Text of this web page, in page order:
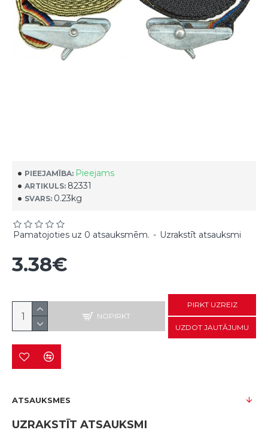
PIEEJAMĪBA: Pieejams
ARTIKULS: 82331
SVARS: 0.23kg
Pamatojoties uz 0 atsauksmēm. - Uzrakstīt atsauksmi
3.38€
NOPIRKT
PIRKT UZREIZ
UZDOT JAUTĀJUMU
ATSAUKSMES
UZRAKSTĪT ATSAUKSMI